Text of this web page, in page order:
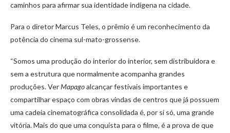
caminhos para afirmar sua identidade indígena na cidade.
Para o diretor Marcus Teles, o prêmio é um reconhecimento da
potência do cinema sul-mato-grossense.
“Somos uma produção do interior do interior, sem distribuidora e
sem a estrutura que normalmente acompanha grandes
produções. VerMapagoalcançar festivais importantes e
compartilhar espaço com obras vindas de centros que já possuem
uma cadeia cinematográfica consolidada é, por si só, uma grande
vitória. Mais do que uma conquista para o filme, é a prova de que